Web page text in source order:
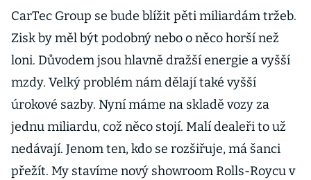
CarTec Group se bude blížit pěti miliardám tržeb.
Zisk by měl být podobný nebo o něco horší než
loni. Důvodem jsou hlavně dražší energie a vyšší
mzdy. Velký problém nám dělají také vyšší
úrokové sazby. Nyní máme na skladě vozy za
jednu miliardu, což něco stojí. Malí dealeři to už
nedávají. Jenom ten, kdo se rozšiřuje, má šanci
přežít. My stavíme nový showroom Rolls-Roycu v